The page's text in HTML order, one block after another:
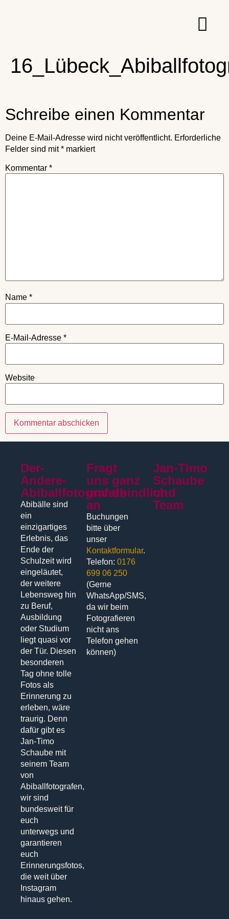
Schreibe einen Kommentar
Deine E-Mail-Adresse wird nicht veröffentlicht. Erforderliche
Felder sind mit* markiert
Kommentar *
Name *
E-Mail-Adresse *
Website
Der-
Andere-
Abiballfotograf.de
Abibälle sind
ein
einzigartiges
Erlebnis, das
Ende der
Schulzeit wird
eingeläutet,
der weitere
Lebensweg hin
zu Beruf,
Ausbildung
oder Studium
liegt quasi vor
der Tür. Diesen
besonderen
Tag ohne tolle
Fotos als
Erinnerung zu
erleben, wäre
traurig. Denn
dafür gibt es
Jan-Timo
Schaube mit
seinem Team
von
Abiballfotografen,
wir sind
bundesweit für
euch
unterwegs und
garantieren
euch
Erinnerungsfotos,
die weit über
Instagram
hinaus gehen.
Fragt
uns ganz
unverbindlich
an
Buchungen
bitte über
unser
Kontaktformular.
Telefon:0176
699 06 250
(Gerne
WhatsApp/SMS,
da wir beim
Fotografieren
nicht ans
Telefon gehen
können)
Jan-Timo
Schaube
und
Team